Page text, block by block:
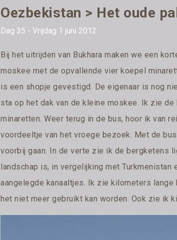
Oezbekistan > Het oude
Dag 35 - Vrijdag 1 juni 2012
Bij het uitrijden van Bukhara maken we een
moskee met de opvallende vier koepel
is een shopje gevestigd. De eigenaar is nog
sta op het dak van de kleine moskee. Ik zie
minaretten. Weer terug in de bus, hoor ik van
voordeeltje van het vroege bezoek. Met de
voorbij gaan. In de verte zie ik de bergketens
landschap is, in vergelijking met Turkmenistan
aangelegde kanaaltjes. Ik zie kilometers
het niet meer gebruikt kan worden. Ook zie ik